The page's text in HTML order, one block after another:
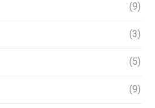
(9)
(3)
(5)
(9)